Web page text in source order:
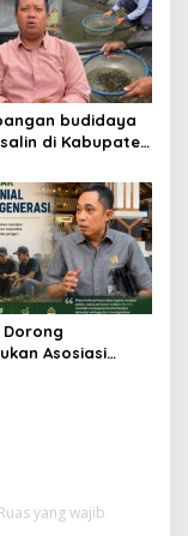
budidaya
di Kabupaten
Dorong
Asosiasi
Ruas yang wajib